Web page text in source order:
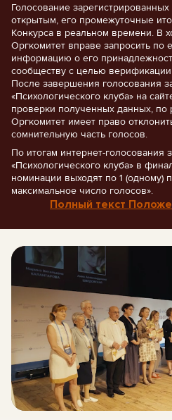
Голосование
открытым, его промежуточные
Конкурса в реальном времени. В
Оргкомитет вправе запросить по
информацию о его
сообществу с целью верификации
После завершения голосования
«Психологического клуба» на
проверки полученных данных, по
Оргкомитет имеет право
сомнительную часть голосов.
По итогам интернет-голосования
«Психологического клуба» в
номинации выходят по 1 (одному)
максимальное число голосов».
Полный текст